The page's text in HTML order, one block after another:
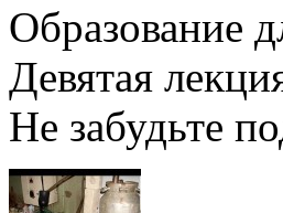
Образование
Девятая
Не забудьте